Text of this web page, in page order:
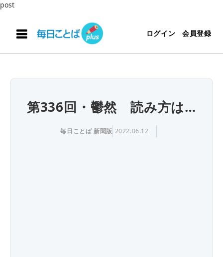
post
ログイン 会員登録
第336回・鬱然 読み方は…
毎日ことば 新聞版 2022.06.12